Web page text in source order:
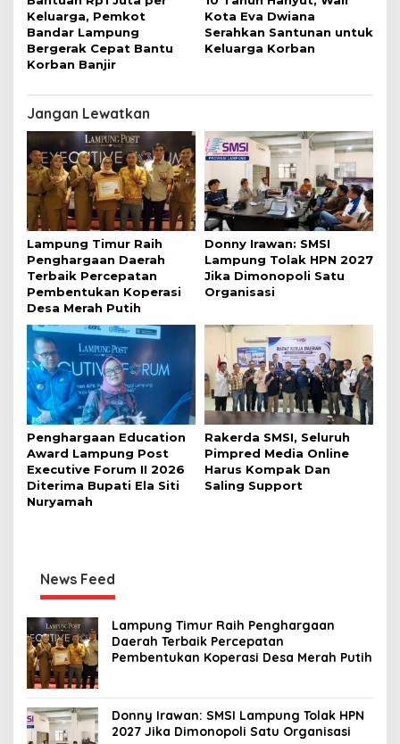
Keluarga, Pemkot
Bandar Lampung
Bergerak Cepat Bantu
Korban Banjir
Kota Eva Dwiana
Serahkan Santunan untuk
Keluarga Korban
Jangan Lewatkan
Lampung Timur Raih
Penghargaan Daerah
Terbaik Percepatan
Pembentukan Koperasi
Desa Merah Putih
Donny Irawan: SMSI
Lampung Tolak HPN 2027
Jika Dimonopoli Satu
Organisasi
Penghargaan Education
Award Lampung Post
Executive Forum II 2026
Diterima Bupati Ela Siti
Nuryamah
Rakerda SMSI, Seluruh
Pimpred Media Online
Harus Kompak Dan
Saling Support
News Feed
Lampung Timur Raih Penghargaan
Daerah Terbaik Percepatan
Pembentukan Koperasi Desa Merah Putih
Donny Irawan: SMSI Lampung Tolak HPN
2027 Jika Dimonopoli Satu Organisasi